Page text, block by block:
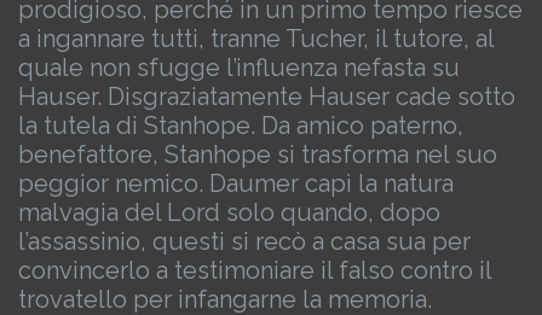
prodigioso, perché in un primo tempo riesce
a ingannare tutti, tranne Tucher, il tutore, al
quale non sfugge l’influenza nefasta su
Hauser. Disgraziatamente Hauser cade sotto
la tutela di Stanhope. Da amico paterno,
benefattore, Stanhope si trasforma nel suo
peggior nemico. Daumer capì la natura
malvagia del Lord solo quando, dopo
l’assassinio, questi si recò a casa sua per
convincerlo a testimoniare il falso contro il
trovatello per infangarne la memoria.